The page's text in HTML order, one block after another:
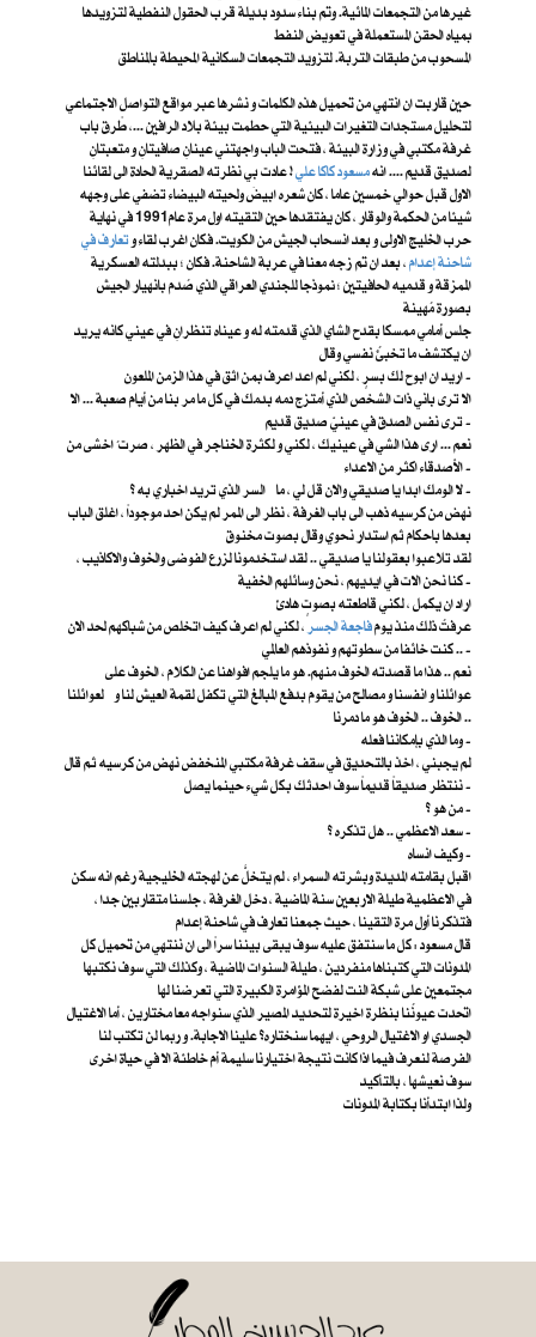
غيرها من التجمعات المائية. وتم بناء سدود بديلة قرب الحقول النفطية لتزويدها
بمياه الحقن المستعملة في تعويض النفط
المسحوب من طبقات التربة. لتزويد التجمعات السكانية المحيطة بالمناطق
حين قاربت ان انتهي من تحميل هذه الكلمات و نشرها عبر مواقع التواصل الاجتماعي
لتحليل مستجدات التغيرات البيئية التي حطمت بيئة بلاد الرافين ...، طًرق باب
غرفة مكتبي في وزارة البيئة ، فتحت الباب واجهتني عينانِ صافيتانِ و متعبتانِ
لصديق قديم .... انهمسعود كاكا علي! عادت بي نظرته الصقرية الحادة الى لقائنا
الاول قبل حوالي خمسين عاما ، كان شعره ابيضَ ولحيته البيضاء تضفي على وجهه
شيئا من الحكمة والوقار ، كان يفتقدها حين التقيته اول مرة عام1991 في نهاية
حرب الخليج الاولى و بعد انسحاب الجيش من الكويت. فكان اغرب لقاء وتعارف في
شاحنة إعدام، بعد ان تم زجه معنا في عربة الشاحنة. فكان ؛ ببدلته العسكرية
الممزقة و قدميه الحافيتين ؛ نموذجا للجندي العراقي الذي صُدم بانهيار الجيش
بصورة مُهينة
جلس أمامي ممسكا بقدح الشاي الذي قدمته له و عيناه تنظرانِ في عيني كانه يريد
ان يكتشف ما تخبئُ نفسي وقال
اريد ان ابوح لك بسرٍ ، لكني لم اعد اعرف بمن اثق في هذا الزمن الملعون -
الا ترى باني ذات الشخص الذي أمتزج دمه بدمك في كل ما مر بنا من أيام صعبة ... الا
ترى نفس الصدق في عينيّ صديق قديم -
نعم ... ارى هذا الشي في عينيك ، لكني و لكثرة الخناجر في الظهر ، صرت ُ اخشى من
الأصدقاء اكثر من الاعداء -
لا الومك ابدا يا صديقي والان قل لي ، ما السر الذي تريد اخباري به ؟ -
نهض من كرسيه ذهب الى باب الغرفة ، نظر الى الممر لم يكن احد موجوداً ، اغلق الباب
بعدها باحكام ثم استدار نحوي وقال بصوت مخنوق
لقد تلاعبوا بعقولنا يا صديقي .. لقد استخدمونا لزرع الفوضى والخوف والاكاذيب ،
كنا نحن الات في ايديهم ، نحن وسائلهم الخفية -
اراد ان يكمل ، لكني قاطعته بصوتٍ هادئ
عرفتُ ذلك منذ يومفاجعة الجسر، لكني لم اعرف كيف اتخلص من شباكهم لحد الان
.. كنت خائفا من سطوتهم و نفوذهم العالمي -
عوائلنا و انفسنا و مصالح من يقوم بدفع المبالغ التي تكفل لقمة العيش لنا و لعوائلنا
.. الخوف .. الخوف هو ما دمرنا
وما الذي بإمكاننا فعله -
لم يجبني ، اخذ بالتحديق في سقف غرفة مكتبي المنخفض نهض من كرسيه ثم قال
ننتظر صديقاً قديماً سوف احدثك بكل شيء حينما يصل -
من هو ؟ -
سعد الاعظمي .. هل تذكره ؟ -
وكيف انساه -
اقبل بقامته المديدة وبشرته السمراء ، لم يتخلَّ عن لهجته الخليجية رغم انه سكن
في الاعظمية طيلة الاربعين سنة الماضية ، دخل الغرفة ، جلسنا متقاربين جدا ،
فتذكرنا أول مرة التقينا ، حيث جمعنا تعارف في شاحنة إعدام
قال مسعود : كل ما سنتفق عليه سوف يبقى بيننا سراً الى ان ننتهي من تحميل كل
المدونات التي كتبناها منفردين ، طيلة السنوات الماضية ، وكذلك التي سوف نكتبها
مجتمعين على شبكة النت لفضح المؤامرة الكبيرة التي تعرضنا لها
اتحدت عيونُنا بنظرة اخيرة لتحديد المصير الذي سنواجه معا مختارين ، أما الاغتيال
الجسدي او الاغتيال الروحي ، ايهما سنختاره؟ علينا الاجابة. و ربما لن تكتب لنا
الفرصة لنعرف فيما اذا كانت نتيجة اختيارنا سليمة أم خاطئة الا في حياة اخرى
سوف نعيشها ، بالتأكيد
ولذا ابتدأنا بكتابة المدونات